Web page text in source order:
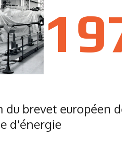
brevet européen
d'énergie